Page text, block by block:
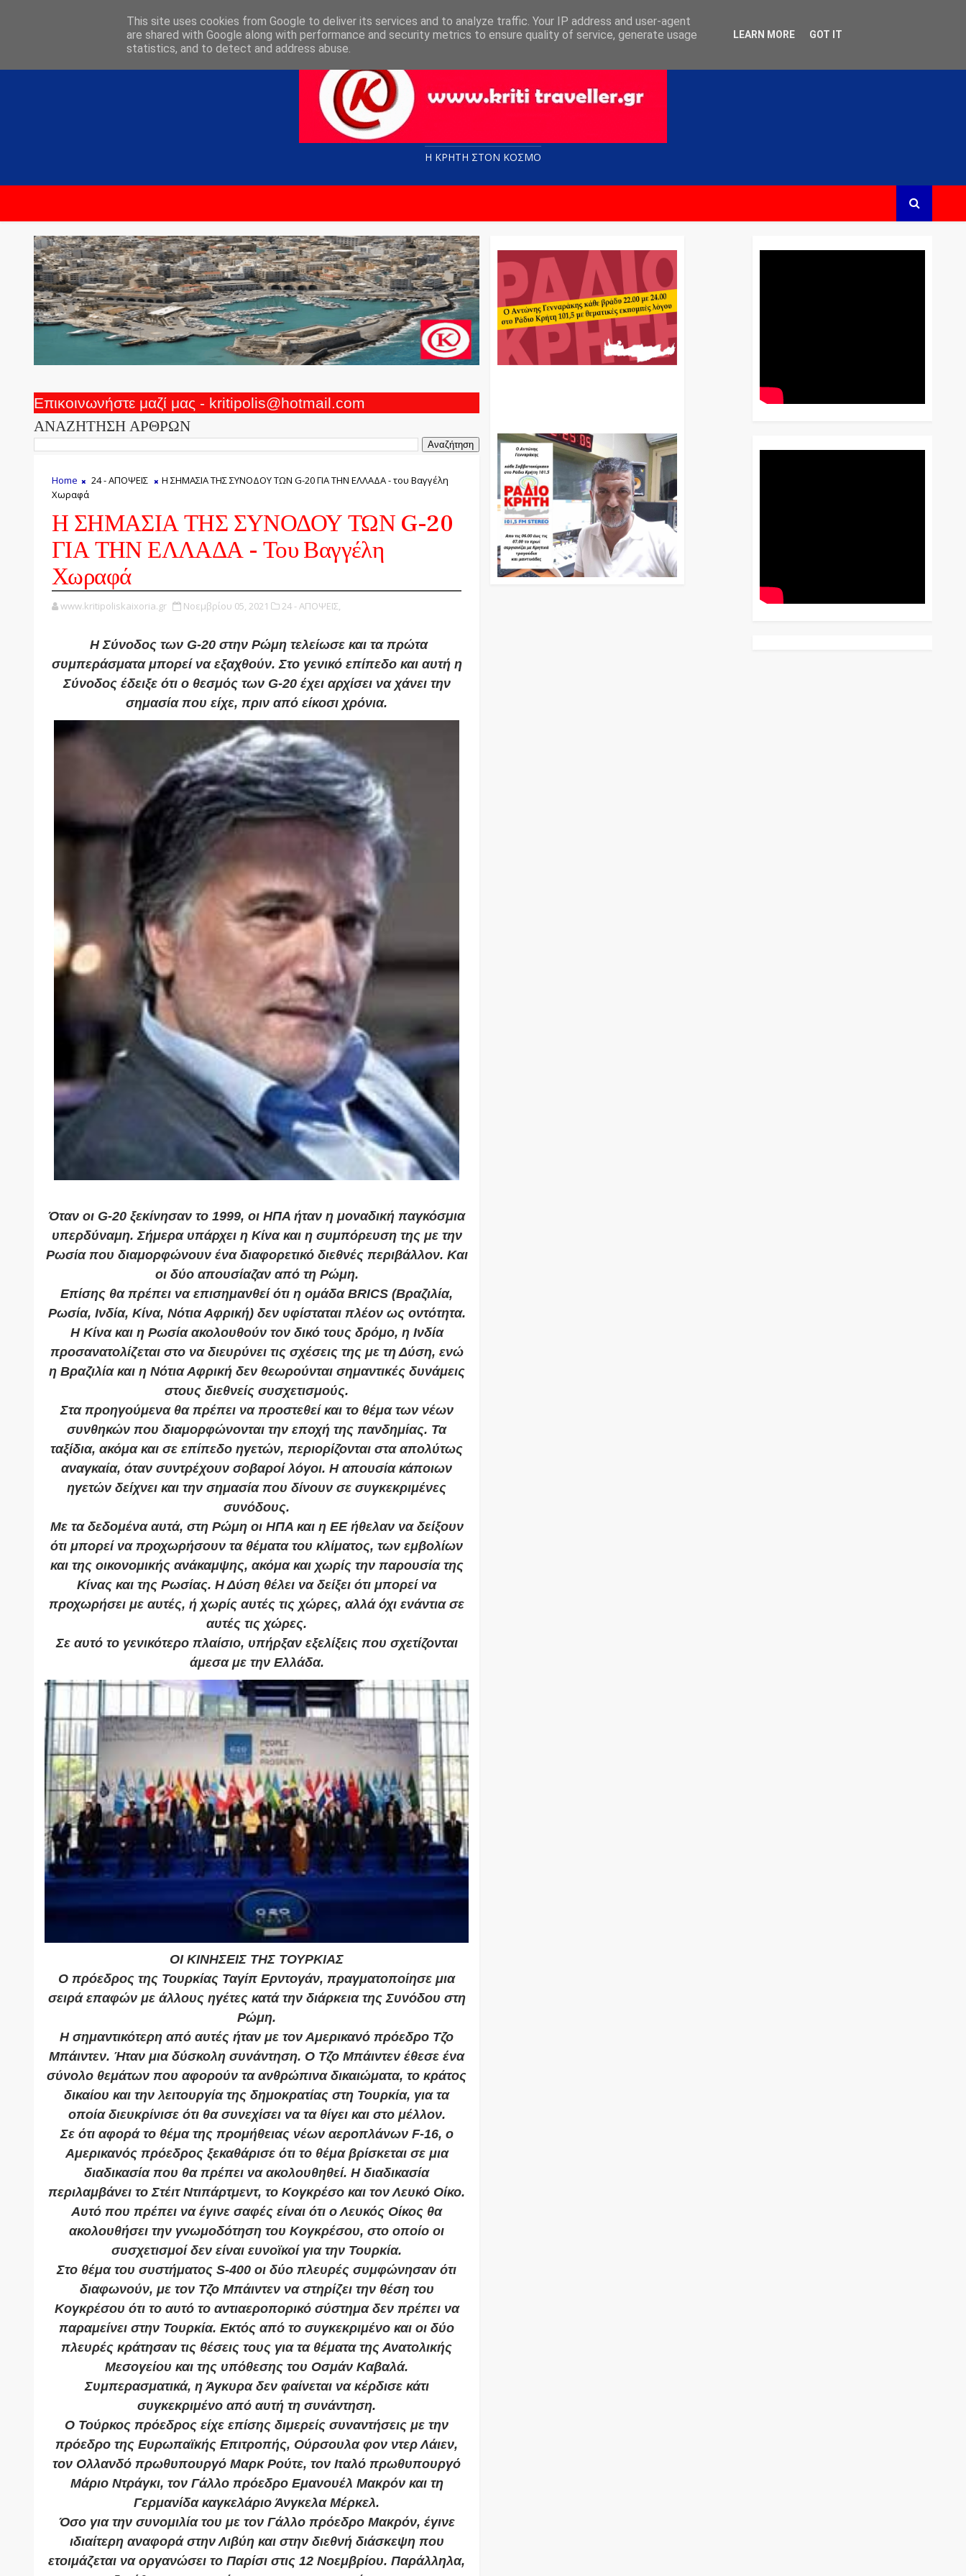
Η ΚΡΗΤΗ ΣΤΟN KOΣΜΟ
Επικοινωνήστε μαζί μας - kritipolis@hotmail.com
ΑΝΑΖΗΤΗΣΗ ΑΡΘΡΩΝ
Home 24 - ΑΠΟΨΕΙΣ
Η ΣΗΜΑΣΙΑ ΤΗΣ ΣΥΝΟΔΟΥ ΤΩΝ G-20 ΓΙΑ ΤΗΝ ΕΛΛΑΔΑ - του Βαγγέλη
Χωραφά
Η ΣΗΜΑΣΙΑ ΤΗΣ ΣΥΝΟΔΟΥ ΤΩΝ G-20
ΓΙΑ ΤΗΝ ΕΛΛΑΔΑ - Του Βαγγέλη
Χωραφά
www.kritipoliskaixoria.gr Νοεμβρίου 05, 2021 24 - ΑΠΟΨΕΙΣ,
Η Σύνοδος των G-20 στην Ρώμη τελείωσε και τα πρώτα
συμπεράσματα μπορεί να εξαχθούν. Στο γενικό επίπεδο και αυτή η
Σύνοδος έδειξε ότι ο θεσμός των G-20 έχει αρχίσει να χάνει την
σημασία που είχε, πριν από είκοσι χρόνια.
Όταν οι G-20 ξεκίνησαν το 1999, οι ΗΠΑ ήταν η μοναδική παγκόσμια
υπερδύναμη. Σήμερα υπάρχει η Κίνα και η συμπόρευση της με την
Ρωσία που διαμορφώνουν ένα διαφορετικό διεθνές περιβάλλον. Και
οι δύο απουσίαζαν από τη Ρώμη.
Επίσης θα πρέπει να επισημανθεί ότι η ομάδα BRICS (Βραζιλία,
Ρωσία, Ινδία, Κίνα, Νότια Αφρική) δεν υφίσταται πλέον ως οντότητα.
Η Κίνα και η Ρωσία ακολουθούν τον δικό τους δρόμο, η Ινδία
προσανατολίζεται στο να διευρύνει τις σχέσεις της με τη Δύση, ενώ
η Βραζιλία και η Νότια Αφρική δεν θεωρούνται σημαντικές δυνάμεις
στους διεθνείς συσχετισμούς.
Στα προηγούμενα θα πρέπει να προστεθεί και το θέμα των νέων
συνθηκών που διαμορφώνονται την εποχή της πανδημίας. Τα
ταξίδια, ακόμα και σε επίπεδο ηγετών, περιορίζονται στα απολύτως
αναγκαία, όταν συντρέχουν σοβαροί λόγοι. Η απουσία κάποιων
ηγετών δείχνει και την σημασία που δίνουν σε συγκεκριμένες
συνόδους.
Με τα δεδομένα αυτά, στη Ρώμη οι ΗΠΑ και η ΕΕ ήθελαν να δείξουν
ότι μπορεί να προχωρήσουν τα θέματα του κλίματος, των εμβολίων
και της οικονομικής ανάκαμψης, ακόμα και χωρίς την παρουσία της
Κίνας και της Ρωσίας. Η Δύση θέλει να δείξει ότι μπορεί να
προχωρήσει με αυτές, ή χωρίς αυτές τις χώρες, αλλά όχι ενάντια σε
αυτές τις χώρες.
Σε αυτό το γενικότερο πλαίσιο, υπήρξαν εξελίξεις που σχετίζονται
άμεσα με την Ελλάδα.
ΟΙ ΚΙΝΗΣΕΙΣ ΤΗΣ ΤΟΥΡΚΙΑΣ
Ο πρόεδρος της Τουρκίας Ταγίπ Ερντογάν, πραγματοποίησε μια
σειρά επαφών με άλλους ηγέτες κατά την διάρκεια της Συνόδου στη
Ρώμη.
Η σημαντικότερη από αυτές ήταν με τον Αμερικανό πρόεδρο Τζο
Μπάιντεν. Ήταν μια δύσκολη συνάντηση. Ο Τζο Μπάιντεν έθεσε ένα
σύνολο θεμάτων που αφορούν τα ανθρώπινα δικαιώματα, το κράτος
δικαίου και την λειτουργία της δημοκρατίας στη Τουρκία, για τα
οποία διευκρίνισε ότι θα συνεχίσει να τα θίγει και στο μέλλον.
Σε ότι αφορά το θέμα της προμήθειας νέων αεροπλάνων F-16, ο
Αμερικανός πρόεδρος ξεκαθάρισε ότι το θέμα βρίσκεται σε μια
διαδικασία που θα πρέπει να ακολουθηθεί. Η διαδικασία
περιλαμβάνει το Στέιτ Ντιπάρτμεντ, το Κογκρέσο και τον Λευκό Οίκο.
Αυτό που πρέπει να έγινε σαφές είναι ότι ο Λευκός Οίκος θα
ακολουθήσει την γνωμοδότηση του Κογκρέσου, στο οποίο οι
συσχετισμοί δεν είναι ευνοϊκοί για την Τουρκία.
Στο θέμα του συστήματος S-400 οι δύο πλευρές συμφώνησαν ότι
διαφωνούν, με τον Τζο Μπάιντεν να στηρίζει την θέση του
Κογκρέσου ότι το αυτό το αντιαεροπορικό σύστημα δεν πρέπει να
παραμείνει στην Τουρκία. Εκτός από το συγκεκριμένο και οι δύο
πλευρές κράτησαν τις θέσεις τους για τα θέματα της Ανατολικής
Μεσογείου και της υπόθεσης του Οσμάν Καβαλά.
Συμπερασματικά, η Άγκυρα δεν φαίνεται να κέρδισε κάτι
συγκεκριμένο από αυτή τη συνάντηση.
Ο Τούρκος πρόεδρος είχε επίσης διμερείς συναντήσεις με την
πρόεδρο της Ευρωπαϊκής Επιτροπής, Ούρσουλα φον ντερ Λάιεν,
τον Ολλανδό πρωθυπουργό Μαρκ Ρούτε, τον Ιταλό πρωθυπουργό
Μάριο Ντράγκι, τον Γάλλο πρόεδρο Εμανουέλ Μακρόν και τη
Γερμανίδα καγκελάριο Άνγκελα Μέρκελ.
Όσο για την συνομιλία του με τον Γάλλο πρόεδρο Μακρόν, έγινε
ιδιαίτερη αναφορά στην Λιβύη και στην διεθνή διάσκεψη που
ετοιμάζεται να οργανώσει το Παρίσι στις 12 Νοεμβρίου. Παράλληλα,
This site uses cookies from Google to deliver its services and to analyze traffic. Your IP address and user-agent
are shared with Google along with performance and security metrics to ensure quality of service, generate usage
statistics, and to detect and address abuse.
LEARN MORE GOT IT